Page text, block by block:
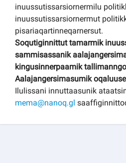
inuussutissarsiornermilu
inuussutissarsiornermut
pisariaqartinneqarnersut.
Soqutiginnittut tamarmik
sammisassanik
kingusinnerpaamik
Aalajangersimasumik
Ilulissani innuttaasunik
mema@nanoq.gl